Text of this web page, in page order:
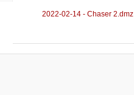
2022-02-14 - Chaser 2.dmz